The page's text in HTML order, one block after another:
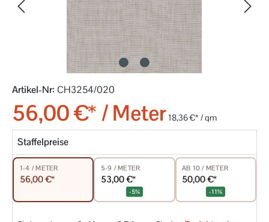
Artikel-Nr: CH3254/020
56,00 €* / Meter 18,36 €* / qm
Staffelpreise
1-4 / METER
56,00 €*
5-9 / METER
53,00 €*
-5%
AB 10 / METER
50,00 €*
-11%